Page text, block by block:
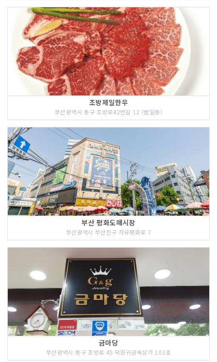
조방제일한우
부산광역시 동구 조방로42번길 12 (범일동)
부산 평화도매시장
부산광역시 부산진구 자유평화로 7
금마당
부산광역시 동구 조방로 45 덕원귀금속상가 103호